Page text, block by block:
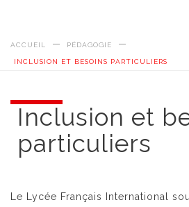
ACCUEIL PÉDAGOGIE
INCLUSION ET BESOINS PARTICULIERS
Inclusion et
particuliers
Le Lycée Français International